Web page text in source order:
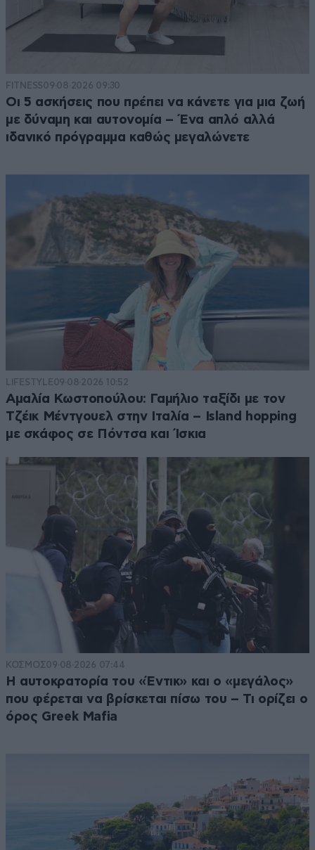
FITNESS09·08·2026 09:30
Οι 5 ασκήσεις που πρέπει να κάνετε για μια ζωή
με δύναμη και αυτονομία – Ένα απλό αλλά
ιδανικό πρόγραμμα καθώς μεγαλώνετε
LIFESTYLE09·08·2026 10:52
Αμαλία Κωστοπούλου: Γαμήλιο ταξίδι με τον
Τζέικ Μέντγουελ στην Ιταλία – Island hopping
με σκάφος σε Πόντσα και Ίσκια
ΚΟΣΜΟΣ09·08·2026 07:44
Η αυτοκρατορία του «Έντικ» και ο «μεγάλος»
που φέρεται να βρίσκεται πίσω του – Τι ορίζει ο
όρος Greek Mafia